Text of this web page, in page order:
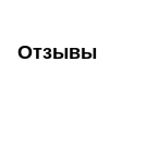
Отзывы